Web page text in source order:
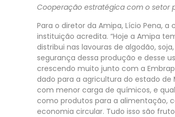
Cooperação estratégica com o setor
Para o diretor da Amipa, Lício Pena,
instituição acredita. “Hoje a Amipa
distribui nas lavouras de algodão,
segurança dessa produção e desse
crescendo muito junto com a
dado para a agricultura do estado
com menor carga de químicos, e
como produtos para a alimentação,
economia circular. Tudo isso são